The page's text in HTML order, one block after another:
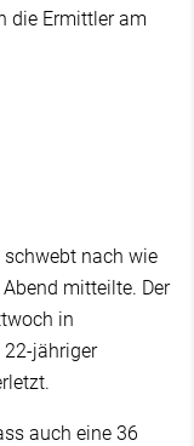
die Ermittler am
nach wie
mitteilte. Der
in
jähriger
auch eine 36